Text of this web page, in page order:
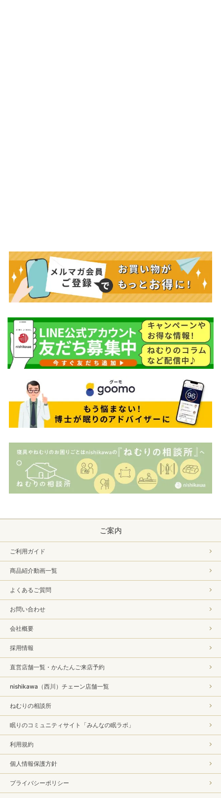
ご案内
ご利用ガイド
商品紹介動画一覧
よくあるご質問
お問い合わせ
会社概要
採用情報
直営店舗一覧・かんたんご来店予約
nishikawa（西川）チェーン店舗一覧
ねむりの相談所
眠りのコミュニティサイト「みんなの眠ラボ」
利用規約
個人情報保護方針
プライバシーポリシー